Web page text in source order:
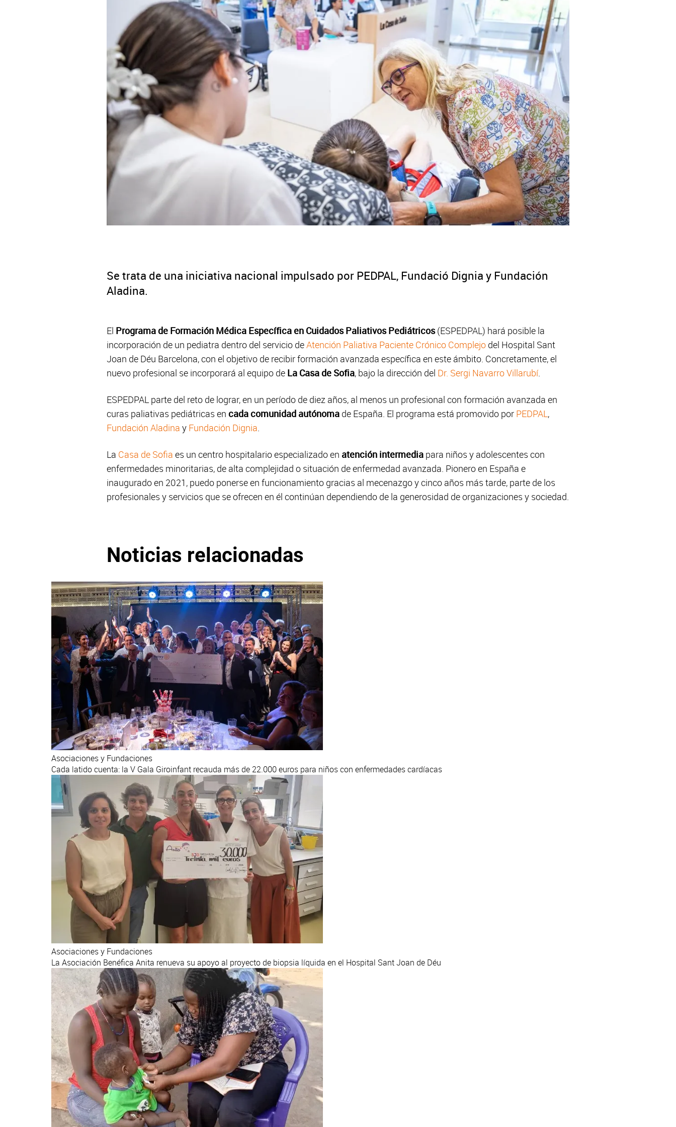
Se trata de una iniciativa nacional impulsado por PEDPAL, Fundació Dignia y Fundación
Aladina.
El Programa de Formación Médica Específica en Cuidados Paliativos Pediátricos(ESPEDPAL) hará posible la
incorporación de un pediatra dentro del servicio deAtención Paliativa Paciente Crónico Complejo del Hospital Sant
Joan de Déu Barcelona, con el objetivo de recibir formación avanzada específica en este ámbito. Concretamente, el
nuevo profesional se incorporará al equipo de La Casa de Sofia, bajo la dirección del Dr. Sergi Navarro Villarubí.
ESPEDPAL parte del reto de lograr, en un período de diez años, al menos un profesional con formación avanzada en
curas paliativas pediátricas en cada comunidad autónoma de España. El programa está promovido por PEDPAL ,
Fundación Aladina y Fundación Dignia
La Casa de Sofia es un centro hospitalario especializado en atención intermedia para niños y adolescentes con
enfermedades minoritarias, de alta complejidad o situación de enfermedad avanzada. Pionero en España e
inaugurado en 2021, puedo ponerse en funcionamiento gracias al mecenazgo y cinco años más tarde, parte de los
profesionales y servicios que se ofrecen en él continúan dependiendo de la generosidad de organizaciones y sociedad.
Noticias relacionadas
Asociaciones y Fundaciones
Cada latido cuenta: la V Gala Giroinfant recauda más de 22.000 euros para niños con enfermedades cardíacas
Asociaciones y Fundaciones
La Asociación Benéfica Anita renueva su apoyo al proyecto de biopsia líquida en el Hospital Sant Joan de Déu